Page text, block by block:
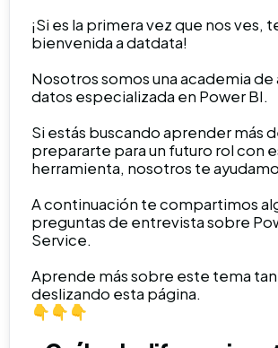
¡Si es la primera vez que nos ves,
bienvenida a datdata!
Nosotros somos una academia de
datos especializada en Power BI.
Si estás buscando aprender más
prepararte para un futuro rol con
herramienta, nosotros te
A continuación te compartimos
preguntas de entrevista sobre
Service.
Aprende más sobre este tema
deslizando esta página.
👇👇👇